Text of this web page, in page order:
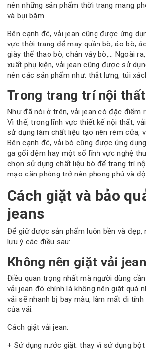
nên những sản phẩm thời trang mang
và bụi bặm.
Bên cạnh đó, vải jean cũng được ứng
vực thời trang để may quần bò, áo bò,
giày thể thao bò, chân váy bò,… Ngoài
xuất phụ kiện, vải jean cũng được sử
nên các sản phẩm như: thắt lưng, túi
Trong trang trí nội thất
Như đã nói ở trên, vải jean có đặc điểm
Vì thế, trong lĩnh vực thiết kế nội thất,
sử dụng làm chất liệu tạo nên rèm cửa,
Bên cạnh đó, vải bò cũng được ứng
ga gối đệm hay một số lĩnh vực nghệ
chọn sử dụng chất liệu bò để trang trí
mạo căn phòng trở nên phong phú và
Cách giặt và bảo
jeans
Để giữ được sản phẩm luôn bền và đẹp,
lưu ý các điều sau:
Không nên giặt vải
Điều quan trọng nhất mà người dùng
vải jean đó chính là không nên giặt quá
vải sẽ nhanh bị bay màu, làm mất đi
của vải.
Cách giặt vải jean:
+ Sử dụng nước giặt: thay vì sử dụng